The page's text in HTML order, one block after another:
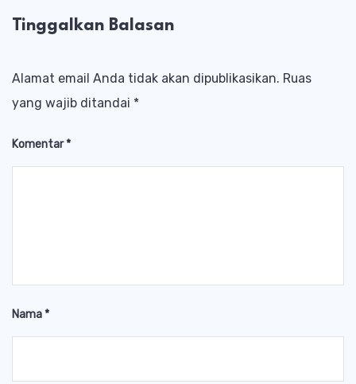
Tinggalkan Balasan
Alamat email Anda tidak akan dipublikasikan. Ruas
yang wajib ditandai *
Komentar*
Nama*